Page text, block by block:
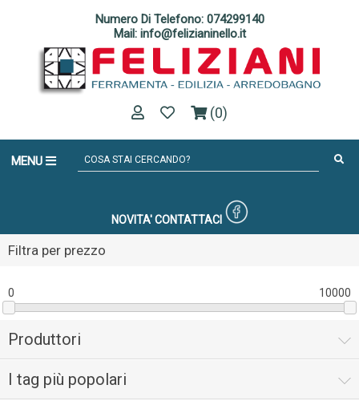
Numero Di Telefono: 074299140
Mail: info@felizianinello.it
(0)
MENU
NOVITA' CONTATTACI
Filtra per prezzo
0 10000
Produttori
I tag più popolari